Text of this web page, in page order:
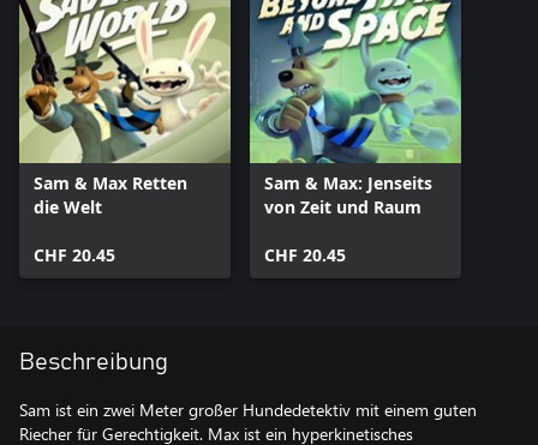
Sam & Max Retten
die Welt
CHF 20.45
Sam & Max: Jenseits
von Zeit und Raum
CHF 20.45
Beschreibung
Sam ist ein zwei Meter großer Hundedetektiv mit einem guten
Riecher für Gerechtigkeit. Max ist ein hyperkinetisches